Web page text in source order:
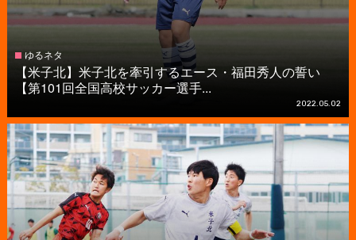
ゆるネタ
【米子北】米子北を牽引するエース・福田秀人の誓い
【第101回全国高校サッカー選手...
2022.05.02